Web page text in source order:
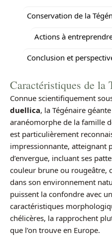
Conservation de la
Actions à
Conclusion et
Caractéristiques de la
Connue scientifiquement
duellica, la Tégénaire
aranéomorphe de la famille
est particulièrement
impressionnante, atteignant
d’envergue, incluant ses
couleur brune ou rougeâtre,
dans son environnement
puissent la confondre avec
caractéristiques
chélicères, la rapprochent
que l’on trouve en Europe.